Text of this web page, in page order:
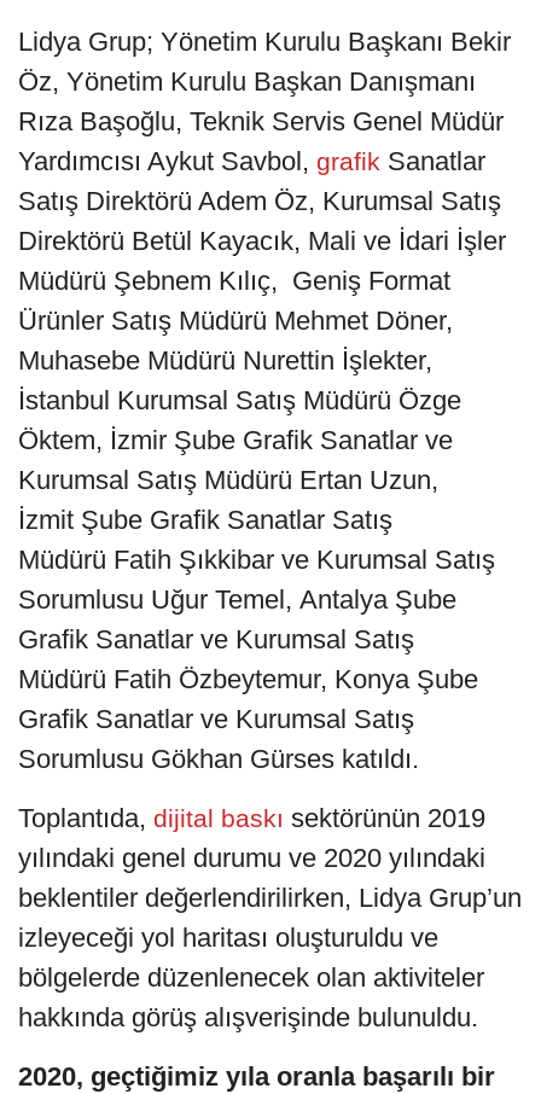
Lidya Grup; Yönetim Kurulu Başkanı Bekir
Öz, Yönetim Kurulu Başkan Danışmanı
Rıza Başoğlu, Teknik Servis Genel Müdür
Yardımcısı Aykut Savbol, grafik Sanatlar
Satış Direktörü Adem Öz, Kurumsal Satış
Direktörü Betül Kayacık, Mali ve İdari İşler
Müdürü Şebnem Kılıç, Geniş Format
Ürünler Satış Müdürü Mehmet Döner,
Muhasebe Müdürü Nurettin İşlekter,
İstanbul Kurumsal Satış Müdürü Özge
Öktem, İzmir Şube Grafik Sanatlar ve
Kurumsal Satış Müdürü Ertan Uzun,
İzmit Şube Grafik Sanatlar Satış
Müdürü Fatih Şıkkibar ve Kurumsal Satış
Sorumlusu Uğur Temel, Antalya Şube
Grafik Sanatlar ve Kurumsal Satış
Müdürü Fatih Özbeytemur, Konya Şube
Grafik Sanatlar ve Kurumsal Satış
Sorumlusu Gökhan Gürses katıldı.
Toplantıda, dijital baskı sektörünün 2019
yılındaki genel durumu ve 2020 yılındaki
beklentiler değerlendirilirken, Lidya Grup’un
izleyeceği yol haritası oluşturuldu ve
bölgelerde düzenlenecek olan aktiviteler
hakkında görüş alışverişinde bulunuldu.
2020, geçtiğimiz yıla oranla başarılı bir